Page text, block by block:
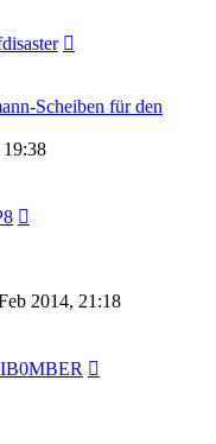
Scheiben für den
2014, 21:18